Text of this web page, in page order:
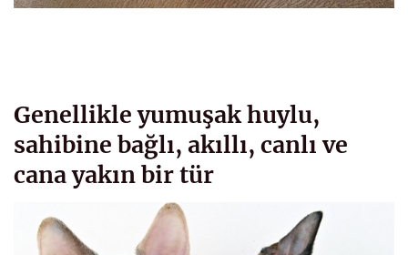
Genellikle yumuşak huylu,
sahibine bağlı, akıllı, canlı ve
cana yakın bir tür